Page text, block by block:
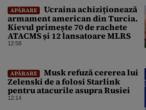
APĂRARE
Ucraina achiziționează
armament american din Turcia.
Kievul primește 70 de rachete
ATACMS și 12 lansatoare MLRS
12:58
APĂRARE
Musk refuză cererea lui
Zelenski de a folosi Starlink
pentru atacurile asupra Rusiei
12:14